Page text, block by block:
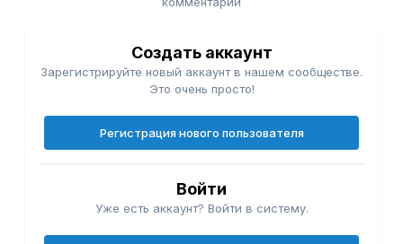
Создать аккаунт
Зарегистрируйте новый аккаунт в нашем сообществе.
Это очень просто!
Регистрация нового пользователя
Войти
Уже есть аккаунт? Войти в систему.